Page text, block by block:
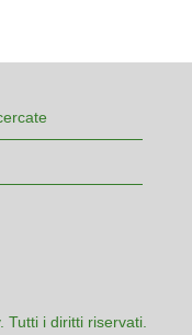
i diritti riservati.